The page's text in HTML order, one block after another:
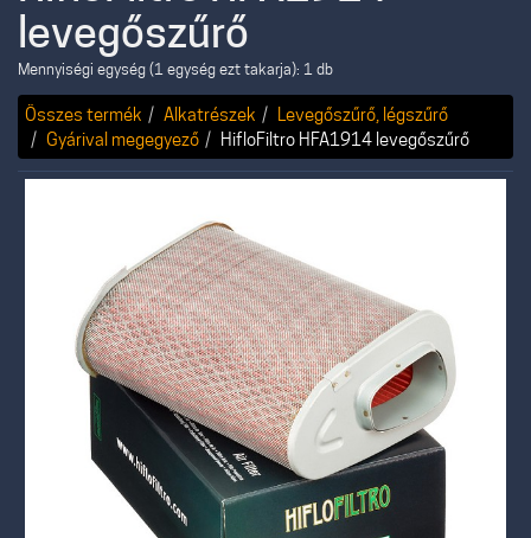
levegőszűrő
Mennyiségi egység (1 egység ezt takarja): 1 db
Összes termék Alkatrészek
Levegőszűrő, légszűrő
Gyárival megegyező
HifloFiltro HFA1914 levegőszűrő